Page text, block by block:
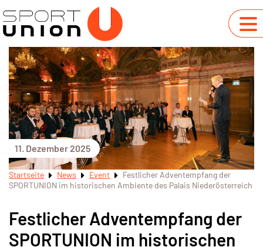
11. Dezember 2025
Startseite News Event
Festlicher Adventempfang der
SPORTUNION im historischen Ambiente des Palais Niederösterreich
Festlicher Adventempfang der
SPORTUNION im historischen